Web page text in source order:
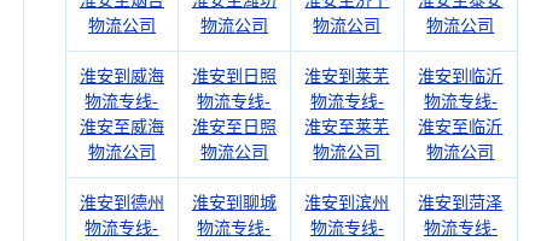
物流公司
物流公司
物流公司
物流公司
淮安到威海
物流专线-
淮安至威海
物流公司
淮安到日照
物流专线-
淮安至日照
物流公司
淮安到莱芜
物流专线-
淮安至莱芜
物流公司
淮安到临沂
物流专线-
淮安至临沂
物流公司
淮安到德州
物流专线-
淮安到聊城
物流专线-
淮安到滨州
物流专线-
淮安到菏泽
物流专线-